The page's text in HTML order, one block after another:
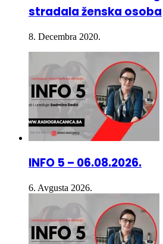
8. Decembra 2020.
INFO 5 – 06.08.2026.
6. Avgusta 2026.